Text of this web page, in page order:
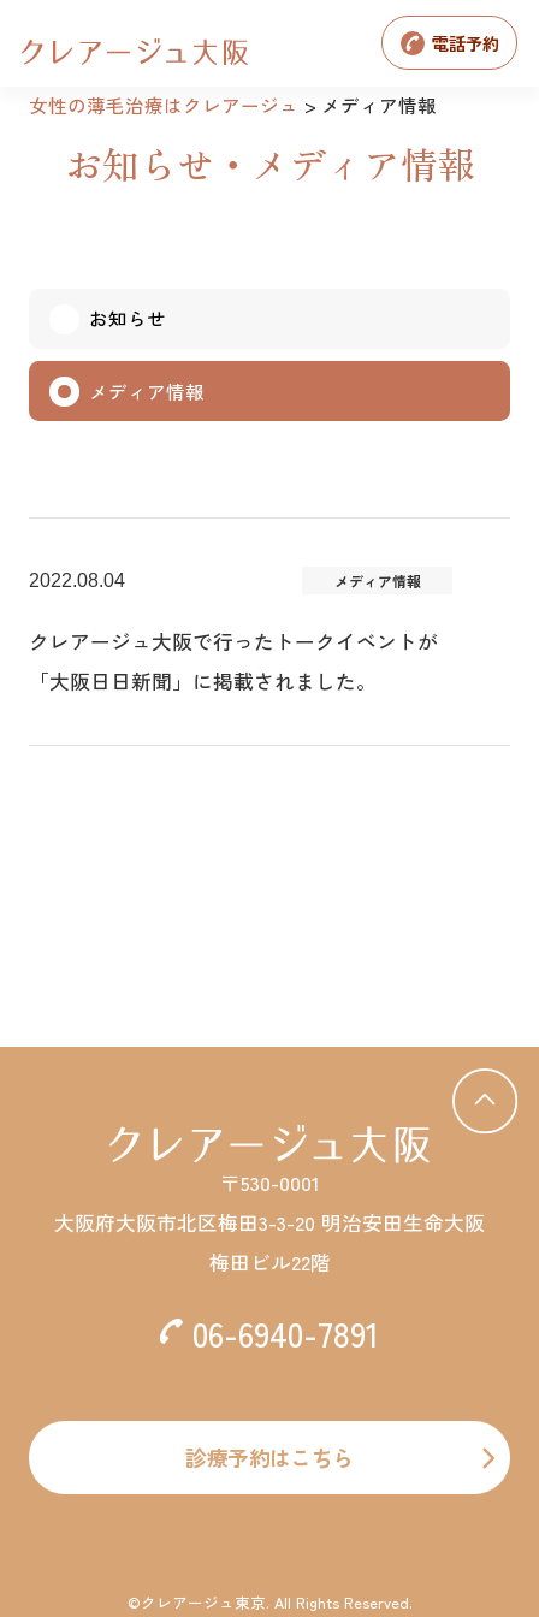
電話予約
女性の薄毛治療はクレアージュ メディア情報
お知らせ・メディア情報
お知らせ
メディア情報
2022.08.04 メディア情報
クレアージュ大阪で行ったトークイベントが
「大阪日日新聞」に掲載されました。
〒530-0001
大阪府大阪市北区梅田3-3-20 明治安田生命大阪
梅田ビル22階
06-6940-7891
診療予約はこちら
©クレアージュ東京. All Rights Reserved.